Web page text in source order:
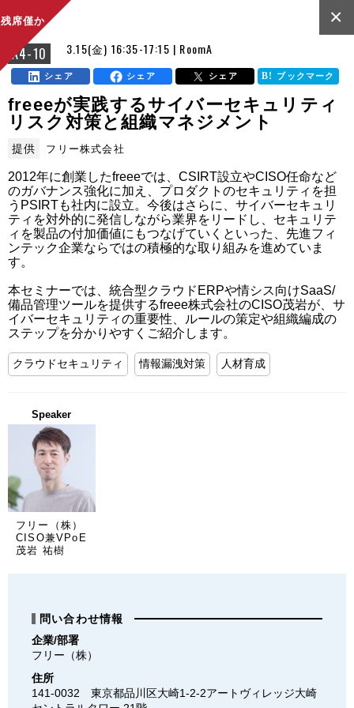
A4-10 3.15(金) 16:35-17:15 | RoomA
×
シェア シェア シェア ブックマーク
残席僅か
freeeが実践するサイバーセキュリティ
リスク対策と組織マネジメント
提供 フリー株式会社
2012年に創業したfreeeでは、CSIRT設立やCISO任命など
のガバナンス強化に加え、プロダクトのセキュリティを担
うPSIRTも社内に設立。今後はさらに、サイバーセキュリ
ティを対外的に発信しながら業界をリードし、セキュリテ
ィを製品の付加価値にもつなげていくといった、先進フィ
ンテック企業ならではの積極的な取り組みを進めていま
す。
本セミナーでは、統合型クラウドERPや情シス向けSaaS/
備品管理ツールを提供するfreee株式会社のCISO茂岩が、サ
イバーセキュリティの重要性、ルールの策定や組織編成の
ステップを分かりやすくご紹介します。
クラウドセキュリティ 情報漏洩対策 人材育成
Speaker
フリー（株）
CISO兼VPoE
茂岩 祐樹
問い合わせ情報
企業/部署
フリー（株）
住所
141-0032　東京都品川区大崎1-2-2アートヴィレッジ大崎